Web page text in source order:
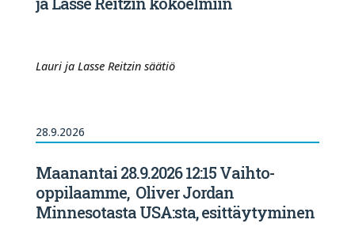
Lauri ja Lasse Reitzin säätiö
28.9.2026
Maanantai 28.9.2026 12:15 Vaihto-
oppilaamme, Oliver Jordan
Minnesotasta USA:sta, esittäytyminen